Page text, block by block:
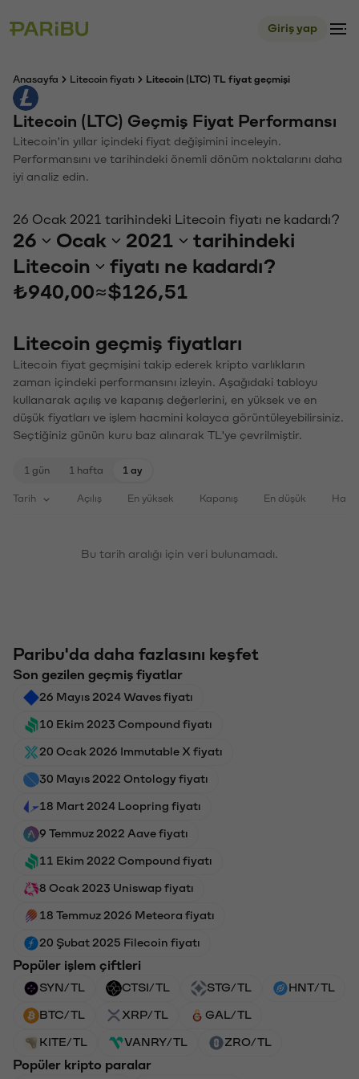
Giriş yap
Anasayfa Litecoin fiyatı Litecoin (LTC) TL fiyat geçmişi
Litecoin (LTC) Geçmiş Fiyat Performansı
Litecoin'in yıllar içindeki fiyat değişimini inceleyin.
Performansını ve tarihindeki önemli dönüm noktalarını daha
iyi analiz edin.
26 Ocak 2021 tarihindeki Litecoin fiyatı ne kadardı?
26 Ocak 2021
tarihindeki
Litecoin
fiyatı ne kadardı?
₺940,00≈$126,51
Litecoin geçmiş fiyatları
Litecoin fiyat geçmişini takip ederek kripto varlıkların
zaman içindeki performansını izleyin. Aşağıdaki tabloyu
kullanarak açılış ve kapanış değerlerini, en yüksek ve en
düşük fiyatları ve işlem hacmini kolayca görüntüleyebilirsiniz.
Seçtiğiniz günün kuru baz alınarak TL'ye çevrilmiştir.
1 gün 1 hafta 1 ay
Tarih Açılış En yüksek Kapanış En düşük
Bu tarih aralığı için veri bulunamadı.
Paribu'da daha fazlasını keşfet
Son gezilen geçmiş fiyatlar
26 Mayıs 2024 Waves fiyatı
10 Ekim 2023 Compound fiyatı
20 Ocak 2026 Immutable X fiyatı
30 Mayıs 2022 Ontology fiyatı
18 Mart 2024 Loopring fiyatı
9 Temmuz 2022 Aave fiyatı
11 Ekim 2022 Compound fiyatı
8 Ocak 2023 Uniswap fiyatı
18 Temmuz 2026 Meteora fiyatı
20 Şubat 2025 Filecoin fiyatı
Popüler işlem çiftleri
SYN/TL CTSI/TL STG/TL HNT/TL
BTC/TL XRP/TL GAL/TL
KITE/TL VANRY/TL ZRO/TL
Popüler kripto paralar